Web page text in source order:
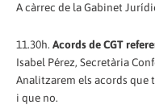
A càrrec de la Gabinet
11.30h. Acords de CGT
Isabel Pérez, Secretària
Analitzarem els acords que
i que no.